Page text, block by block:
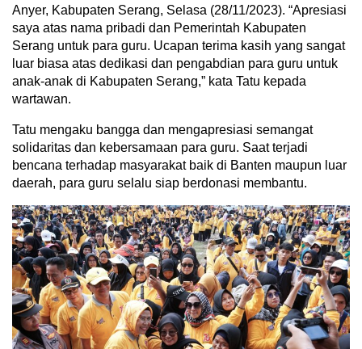
Anyer, Kabupaten Serang, Selasa (28/11/2023). “Apresiasi
saya atas nama pribadi dan Pemerintah Kabupaten
Serang untuk para guru. Ucapan terima kasih yang sangat
luar biasa atas dedikasi dan pengabdian para guru untuk
anak-anak di Kabupaten Serang,” kata Tatu kepada
wartawan.
Tatu mengaku bangga dan mengapresiasi semangat
solidaritas dan kebersamaan para guru. Saat terjadi
bencana terhadap masyarakat baik di Banten maupun luar
daerah, para guru selalu siap berdonasi membantu.